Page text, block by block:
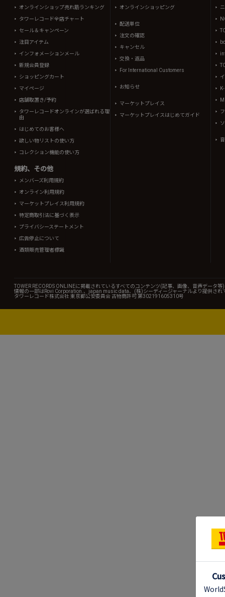
オンラインショップ売れ筋ランキング
タワーレコード全店チャート
セール＆キャンペーン
注目アイテム
インフォメーションメール
新規会員登録
ショッピングカート
マイページ
店舗取置き/予約
タワーレコードオンラインが選ばれる理
由
はじめてのお客様へ
欲しい物リストの使い方
コレクション機能の使い方
規約、その他
メンバーズ利用規約
オンライン利用規約
マーケットプレイス利用規約
特定商取引法に基づく表示
プライバシーステートメント
広告停止について
酒類販売管理者標識
オンラインショッピング
配送単位
注文の確認
キャンセル
交換・返品
For International Customers
お知らせ
マーケットプレイス
マーケットプレイスはじめてガイド
TOWER RECORDS ONLINEに掲載されているすべてのコンテンツ(記事、画像、音声データ
情報の一部はRovi Corporation.、japan music data、(株)シーディージャーナルより提供され
タワーレコード株式会社 東京都公安委員会 古物商許可 第302191605310号